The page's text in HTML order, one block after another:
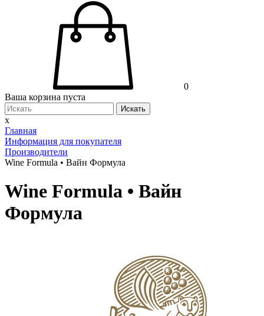
0
Ваша корзина пуста
Искать
x
Главная
Информация для покупателя
Производители
Wine Formula • Вайн Формула
Wine Formula • Вайн
Формула